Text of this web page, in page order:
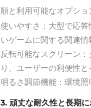
順と利用可能なオプショ
使いやすさ：大型で応
いゲームに関する関連情
反転可能なスクリーン
り、ユーザーの利便性と
明るさ調節機能：環境
3. 頑丈な耐久性と長期